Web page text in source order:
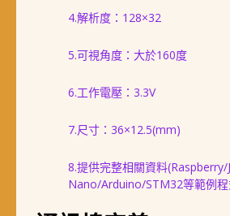
4.解析度：128×32
5.可視角度：大於160度
6.工作電壓：3.3V
7.尺寸：36×12.5(mm)
8.提供完整相關資料(Raspberry/
Nano/Arduino/STM32等範例